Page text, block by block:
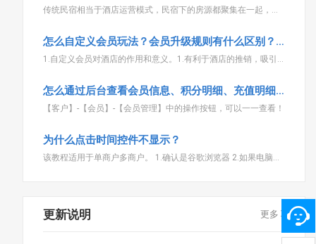
传统民宿相当于酒店运营模式，民宿下的房源都聚集在一起，如云南客栈。 而房东则不聚集在一起，房源属于分布式房源，类似公寓
怎么自定义会员玩法？会员升级规则有什么区别？会员模式分别有什么区别？
1.自定义会员对酒店的作用和意义。1.有利于酒店的推销，吸引新客户的充值，以及对老客户的预留。2.方便酒店的管理，和客户的入住消费。3.给客户提供更多的折扣和积分，引导客户的消费。4.有利于酒店住宿用
怎么通过后台查看会员信息、积分明细、充值明细和余额明细？
【客户】-【会员】-【会员管理】中的操作按钮，可以一一查看！
为什么点击时间控件不显示？
该教程适用于单商户多商户。 1.确认是谷歌浏览器 2.如果电脑分辨率比较小，可以在浏览器里面ctrl+鼠标滚动拓滚动，分辨率变大后刷新当前页就好了
更新说明 更多